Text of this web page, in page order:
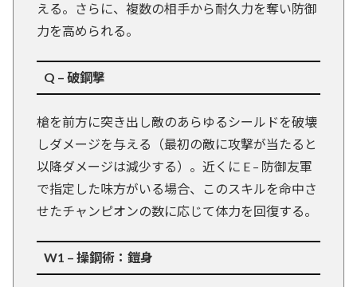
える。さらに、複数の相手から耐久力を奪い防御
力を高められる。
Q – 破鋼撃
槍を前方に突き出し敵のあらゆるシールドを破壊
しダメージを与える（最初の敵に攻撃が当たると
以降ダメージは減少する）。近くに E – 防御友軍
で指定した味方がいる場合、このスキルを命中さ
せたチャンピオンの数に応じて体力を回復する。
W1 – 操鋼術：鎧身